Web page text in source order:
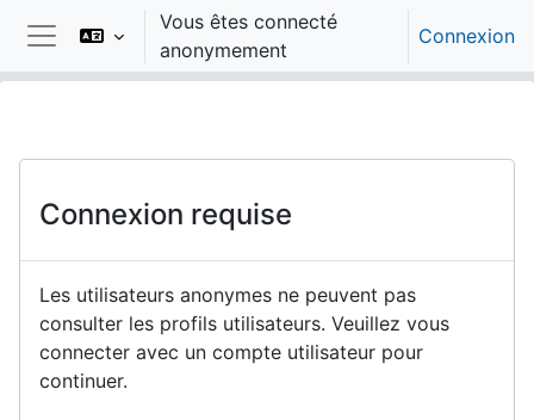
Passer au contenu principal
Panneau latéral
Vous êtes connecté
anonymement
Connexion
Connexion requise
Les utilisateurs anonymes ne peuvent pas
consulter les profils utilisateurs. Veuillez vous
connecter avec un compte utilisateur pour
continuer.